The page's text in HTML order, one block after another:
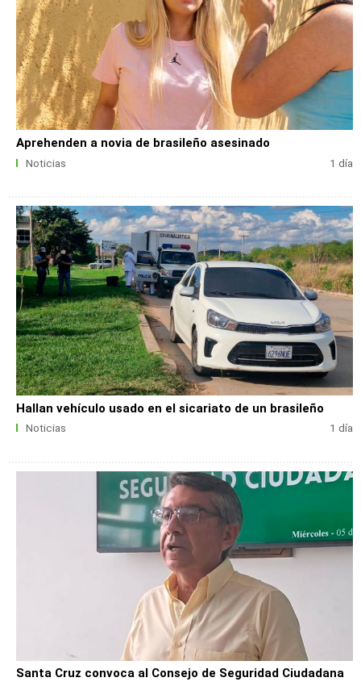
Aprehenden a novia de brasileño asesinado
Noticias 1 día
Hallan vehículo usado en el sicariato de un brasileño
Noticias 1 día
Santa Cruz convoca al Consejo de Seguridad Ciudadana